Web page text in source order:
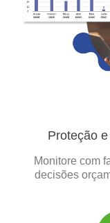
Proteção
Monitore com
decisões